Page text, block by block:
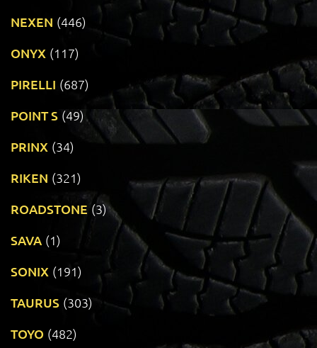
NEXEN (446)
ONYX (117)
PIRELLI (687)
POINT S (49)
PRINX (34)
RIKEN (321)
ROADSTONE (3)
SAVA (1)
SONIX (191)
TAURUS (303)
TOYO (482)